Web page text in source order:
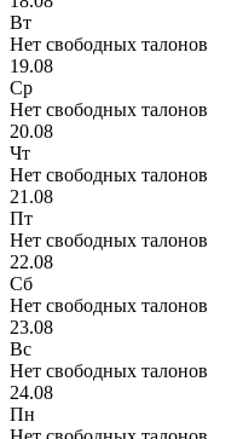
Вт
Нет свободных талонов
19.08
Ср
Нет свободных талонов
20.08
Чт
Нет свободных талонов
21.08
Пт
Нет свободных талонов
22.08
Сб
Нет свободных талонов
23.08
Вс
Нет свободных талонов
24.08
Пн